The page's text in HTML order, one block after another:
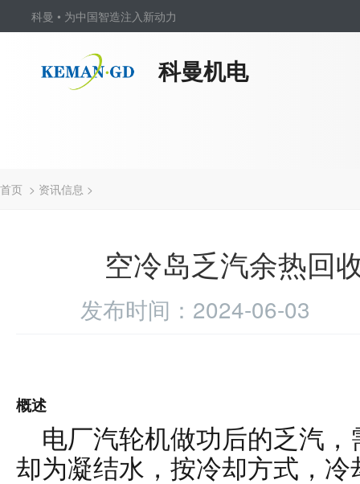
科曼 • 为中国智造注入新动力
科曼机电
首页 > 资讯信息 >
空冷岛乏汽余热回
发布时间：2024-06-03
概述
电厂汽轮机做功后的乏汽，
却为凝结水，按冷却方式，冷